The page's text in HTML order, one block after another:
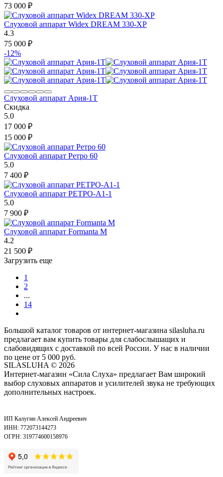
73 000 ₽
Слуховой аппарат Widex DREAM 330-XP
4.3
75 000 ₽
-12%
Слуховой аппарат Ария-1Т
Скидка
5.0
17 000 ₽
15 000 ₽
Слуховой аппарат Ретро 60
5.0
7 400 ₽
Слуховой аппарат РЕТРО-А1-1
5.0
7 900 ₽
Слуховой аппарат Formanta M
4.2
21 500 ₽
Загрузить еще
1
2
...
14
Большой каталог товаров от интернет-магазина silasluha.ru
предлагает вам купить товары для слабослышащих и
слабовидящих с доставкой по всей России. У нас в наличии
по цене от 5 000 руб.
SILASLUHA © 2026
Интернет-магазин «Сила Слуха» предлагает Вам широкий
выбор слуховых аппаратов и усилителей звука не требующих
дополнительных настроек.
ИП Калугин Алексей Андреевич
ИНН: 772073144273
ОГРН: 319774600158976